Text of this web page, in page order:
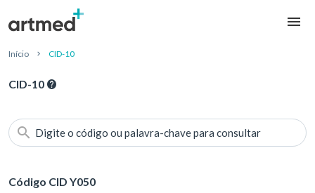
Início CID-10
CID-10
Digite o código ou palavra-chave para consultar
Código CID Y050